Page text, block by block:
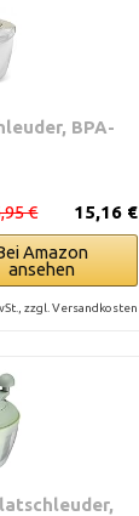
BPA-
15,16 €
€
Amazon
ansehen
zzgl. Versandkosten